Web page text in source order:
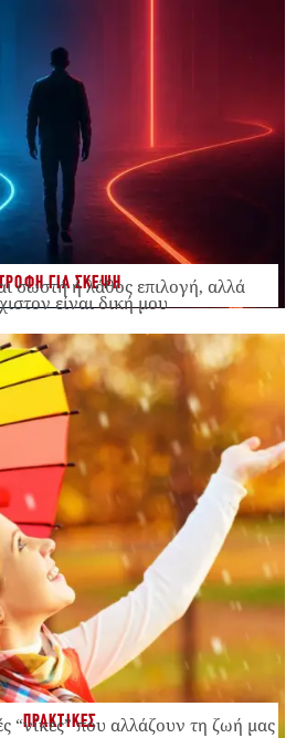
ΓΙΑ ΣΚΕΨΗ
σωστή ή λάθος επιλογή, αλλά
είναι δική μου
ΠΡΑΚΤΙΚΕΣ
“νίκες” που αλλάζουν τη ζωή μας